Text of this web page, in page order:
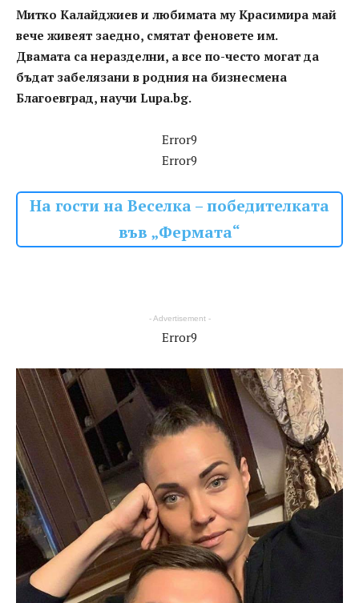
Митко Калайджиев и любимата му Красимира май
вече живеят заедно, смятат феновете им.
Двамата са неразделни, а все по-често могат да
бъдат забелязани в родния на бизнесмена
Благоевград, научи Lupa.bg.
Error9
Error9
На гости на Веселка – победителката
във „Фермата“
- Advertisement -
Error9